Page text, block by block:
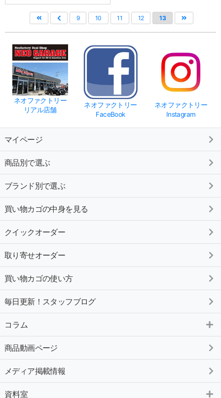
9 10 11 12 13
ネオファクトリー
リアル店舗
ネオファクトリー
FaceBook
ネオファクトリー
Instagram
マイページ
商品別で選ぶ
ブランド別で選ぶ
買い物カゴの中身を見る
クイックオーダー
取り寄せオーダー
買い物カゴの使い方
毎日更新！スタッフブログ
コラム
商品動画ページ
メディア掲載情報
資料室